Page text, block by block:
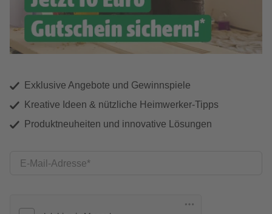
Exklusive Angebote und Gewinnspiele
Kreative Ideen & nützliche Heimwerker-Tipps
Produktneuheiten und innovative Lösungen
E-Mail-Adresse